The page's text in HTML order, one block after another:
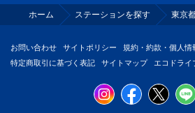
ホーム ステーションを探す 東京
お問い合わせ サイトポリシー
規約・約款・個人情
特定商取引に基づく表記
サイトマップ エコドライ